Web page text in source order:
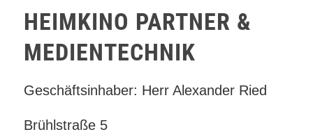
HEIMKINO PARTNER &
MEDIENTECHNIK
Geschäftsinhaber: Herr Alexander Ried
Brühlstraße 5